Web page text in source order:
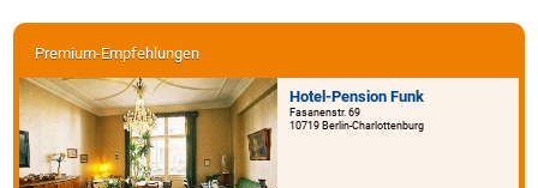
Premium-Empfehlungen
Hotel-Pension Funk
Fasanenstr. 69
10719 Berlin-Charlottenburg